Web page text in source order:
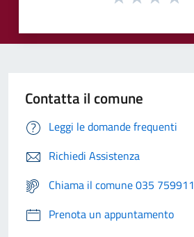
Contatta il comune
Leggi le domande frequenti
Richiedi Assistenza
Chiama il comune 035 759911
Prenota un appuntamento